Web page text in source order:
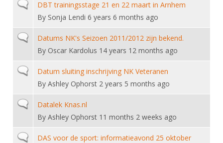
Normal topicDBT trainingsstage 21 en 22 maart in Arnhem
By Sonja Lendi 6 years 6 months ago
Normal topicDatums NK's Seizoen 2011/2012 zijn bekend.
By Oscar Kardolus 14 years 12 months ago
Normal topicDatum sluiting inschrijving NK Veteranen
By Ashley Ophorst 2 years 5 months ago
Normal topicDatalek Knas.nl
By Ashley Ophorst 11 months 2 weeks ago
Normal topicDAS voor de sport: informatieavond 25 oktober